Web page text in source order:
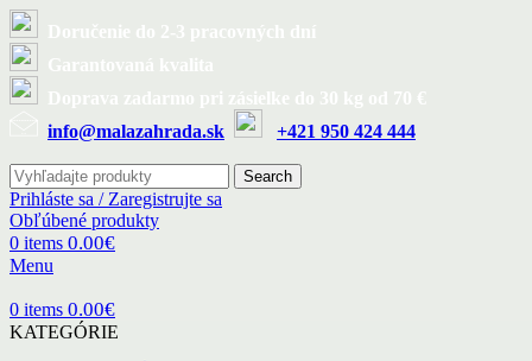
info@malazahrada.sk
+421 950 424 444
Search
Prihláste sa / Zaregistrujte sa
Obľúbené produkty
0 items 0.00€
Menu
0 items 0.00€
KATEGÓRIE